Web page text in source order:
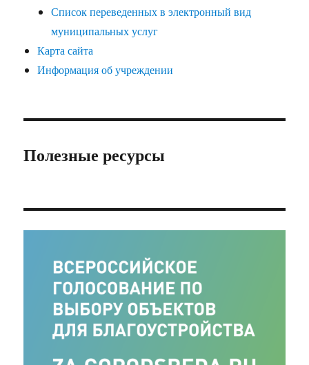
Список переведенных в электронный вид
муниципальных услуг
Карта сайта
Информация об учреждении
Полезные ресурсы